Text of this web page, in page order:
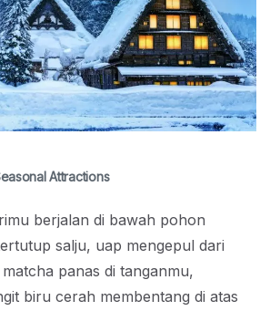
Attractions
berjalan di bawah pohon
salju, uap mengepul dari
panas di tanganmu,
biru cerah membentang di atas